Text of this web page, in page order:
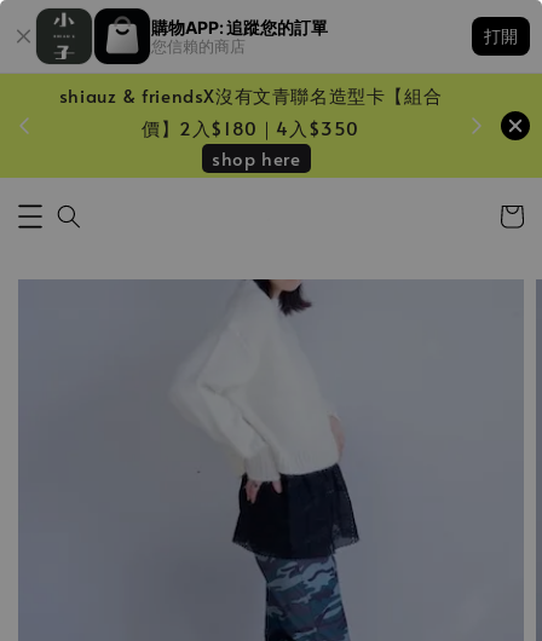
購物APP: 追蹤您的訂單
您信賴的商店
打開
shiauz & friendsX沒有文青聯名造型卡【組合
價】2入$180｜4入$350
shop here